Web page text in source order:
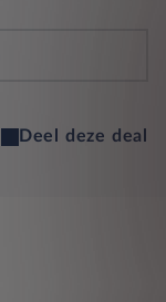
Deel deze deal